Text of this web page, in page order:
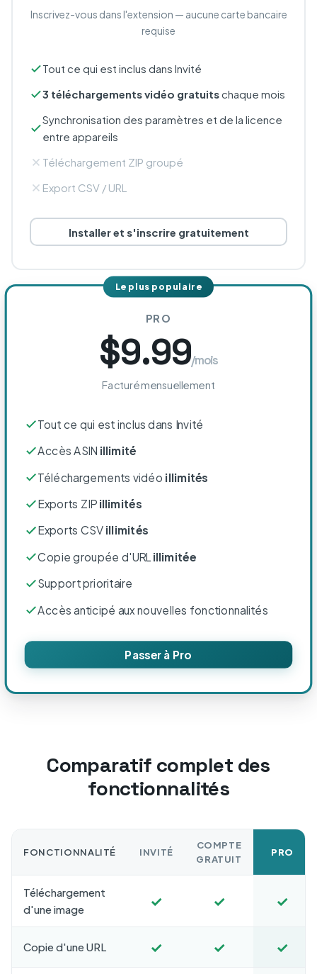
Inscrivez-vous dans l'extension — aucune carte bancaire
requise
Tout ce qui est inclus dans Invité
3 téléchargements vidéo gratuitschaque mois
Synchronisation des paramètres et de la licence
entre appareils
Téléchargement ZIP groupé
Export CSV / URL
Installer et s'inscrire gratuitement
Le plus populaire
PRO
$9.99/mois
Facturé mensuellement
Tout ce qui est inclus dans Invité
Accès ASIN illimité
Téléchargements vidéo illimités
Exports ZIP illimités
Exports CSV illimités
Copie groupée d'URL illimitée
Support prioritaire
Accès anticipé aux nouvelles fonctionnalités
Passer à Pro
Comparatif complet des
fonctionnalités
FONCTIONNALITÉ INVITÉ
COMPTE
GRATUIT
PRO
Téléchargement
d'une image
✓ ✓ ✓
Copie d'une URL ✓ ✓ ✓